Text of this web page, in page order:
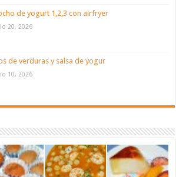
de yogurt 1,2,3 con airfryer
20, 2026
de verduras y salsa de yogur
10, 2026